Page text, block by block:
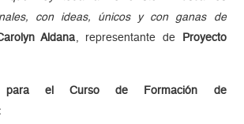
con ideas, únicos y con ganas de
Aldana, representante de
Proyecto
para el Curso de Formación de